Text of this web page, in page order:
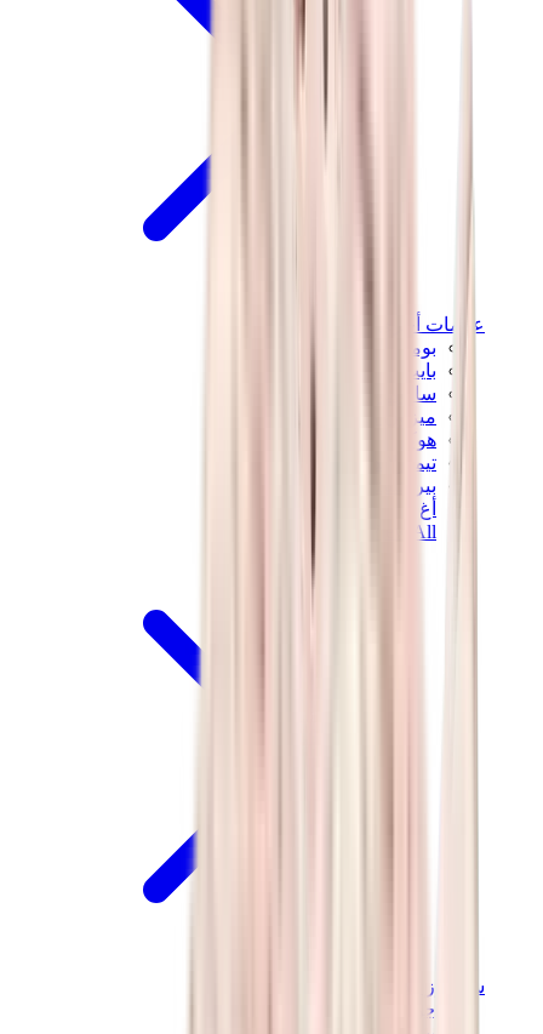
علامات أخرى
بوما
بايب
سالومون
ميزون ميهارا
هوكا
تيمبرلاند
بيركنستوك
أغ
View All
سنيكرز للأطفال
جوردن للأطفال